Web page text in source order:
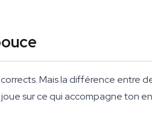
Mais la différence entre
sur ce qui accompagne ton